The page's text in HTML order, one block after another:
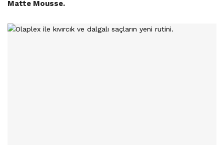
Matte Mousse.